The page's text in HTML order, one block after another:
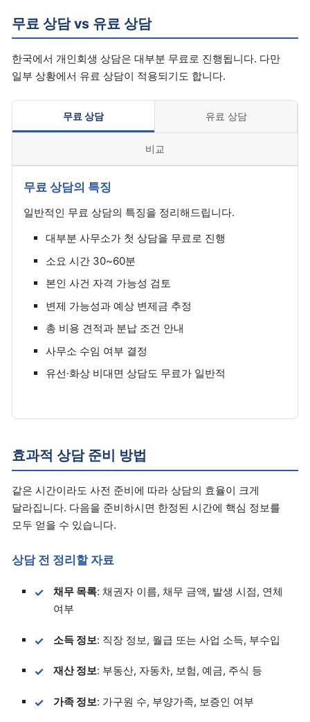
무료 상담 vs 유료 상담
한국에서 개인회생 상담은 대부분 무료로 진행됩니다. 다만
일부 상황에서 유료 상담이 적용되기도 합니다.
무료 상담 유료 상담
비교
무료 상담의 특징
일반적인 무료 상담의 특징을 정리해드립니다.
대부분 사무소가 첫 상담을 무료로 진행
소요 시간 30~60분
본인 사건 자격 가능성 검토
변제 가능성과 예상 변제금 추정
총 비용 견적과 분납 조건 안내
사무소 수임 여부 결정
유선·화상 비대면 상담도 무료가 일반적
효과적 상담 준비 방법
같은 시간이라도 사전 준비에 따라 상담의 효율이 크게
달라집니다. 다음을 준비하시면 한정된 시간에 핵심 정보를
모두 얻을 수 있습니다.
상담 전 정리할 자료
채무 목록: 채권자 이름, 채무 금액, 발생 시점, 연체
여부
소득 정보: 직장 정보, 월급 또는 사업 소득, 부수입
재산 정보: 부동산, 자동차, 보험, 예금, 주식 등
가족 정보: 가구원 수, 부양가족, 보증인 여부